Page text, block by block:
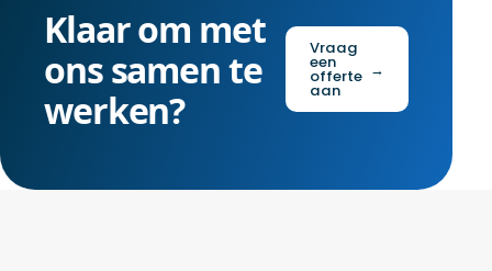
Klaar om met
ons samen te
werken?
Vraag
een
offerte
aan
→